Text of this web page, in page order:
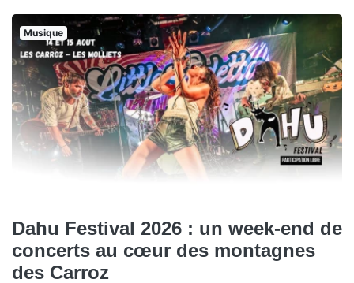
Musique
Dahu Festival 2026 : un week-end de
concerts au cœur des montagnes
des Carroz